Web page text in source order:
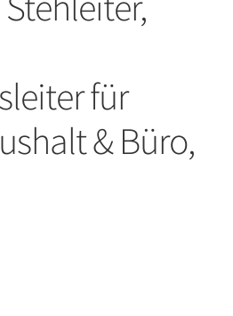
für
& Büro,